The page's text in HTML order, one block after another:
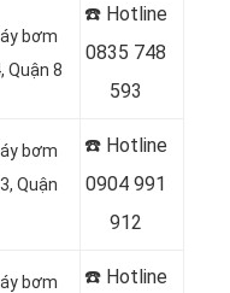
bơm
Quận 8
☎️ Hotline
0835 748
593
bơm
Quận
☎️ Hotline
0904 991
912
bơm
☎️ Hotline